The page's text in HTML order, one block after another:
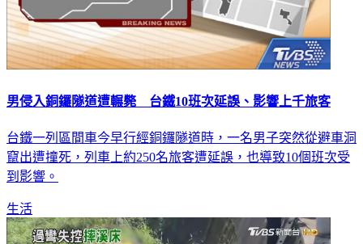
男侵入銅鑼隧道遭輾斃 台鐵10班次延誤、影響上千旅客
台鐵一列區間車今早行經銅鑼隧道時，一名男子突然從避車洞
竄出遭撞死，列車上約250名旅客遭延誤，也導致10個班次受
到影響。
生活